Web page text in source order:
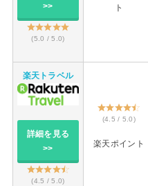
>>
(5.0 / 5.0)
ト
楽天トラベル
詳細を見る
>>
(4.5 / 5.0)
(4.5 / 5.0)
楽天ポイント